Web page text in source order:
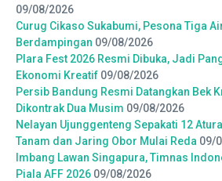
09/08/2026
Curug Cikaso Sukabumi, Pesona Tiga
Berdampingan 09/08/2026
Plara Fest 2026 Resmi Dibuka, Jadi
Ekonomi Kreatif 09/08/2026
Persib Bandung Resmi Datangkan Bek
Dikontrak Dua Musim 09/08/2026
Nelayan Ujunggenteng Sepakati 12
Tanam dan Jaring Obor Mulai Reda 09/
Imbang Lawan Singapura, Timnas
Piala AFF 2026 09/08/2026